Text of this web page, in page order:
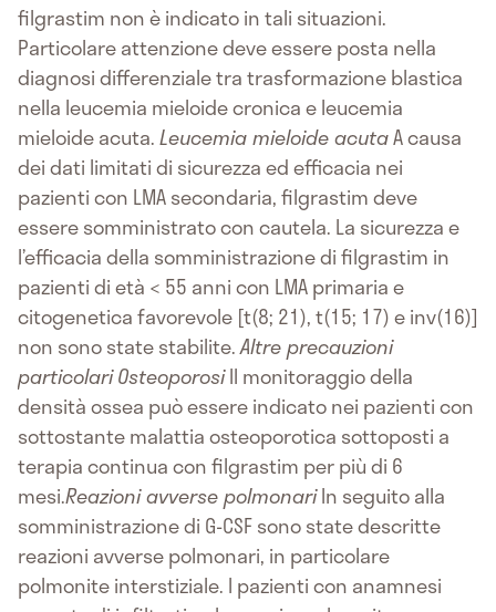
filgrastim non è indicato in tali situazioni.
Particolare attenzione deve essere posta nella
diagnosi differenziale tra trasformazione blastica
nella leucemia mieloide cronica e leucemia
mieloide acuta.Leucemia mieloide acutaA causa
dei dati limitati di sicurezza ed efficacia nei
pazienti con LMA secondaria, filgrastim deve
essere somministrato con cautela. La sicurezza e
l’efficacia della somministrazione di filgrastim in
pazienti di età < 55 anni con LMA primaria e
citogenetica favorevole [t(8; 21), t(15; 17) e inv(16)]
non sono state stabilite.Altre precauzioni
particolariOsteoporosiIl monitoraggio della
densità ossea può essere indicato nei pazienti con
sottostante malattia osteoporotica sottoposti a
terapia continua con filgrastim per più di 6
mesi.Reazioni avverse polmonariIn seguito alla
somministrazione di G-CSF sono state descritte
reazioni avverse polmonari, in particolare
polmonite interstiziale. I pazienti con anamnesi